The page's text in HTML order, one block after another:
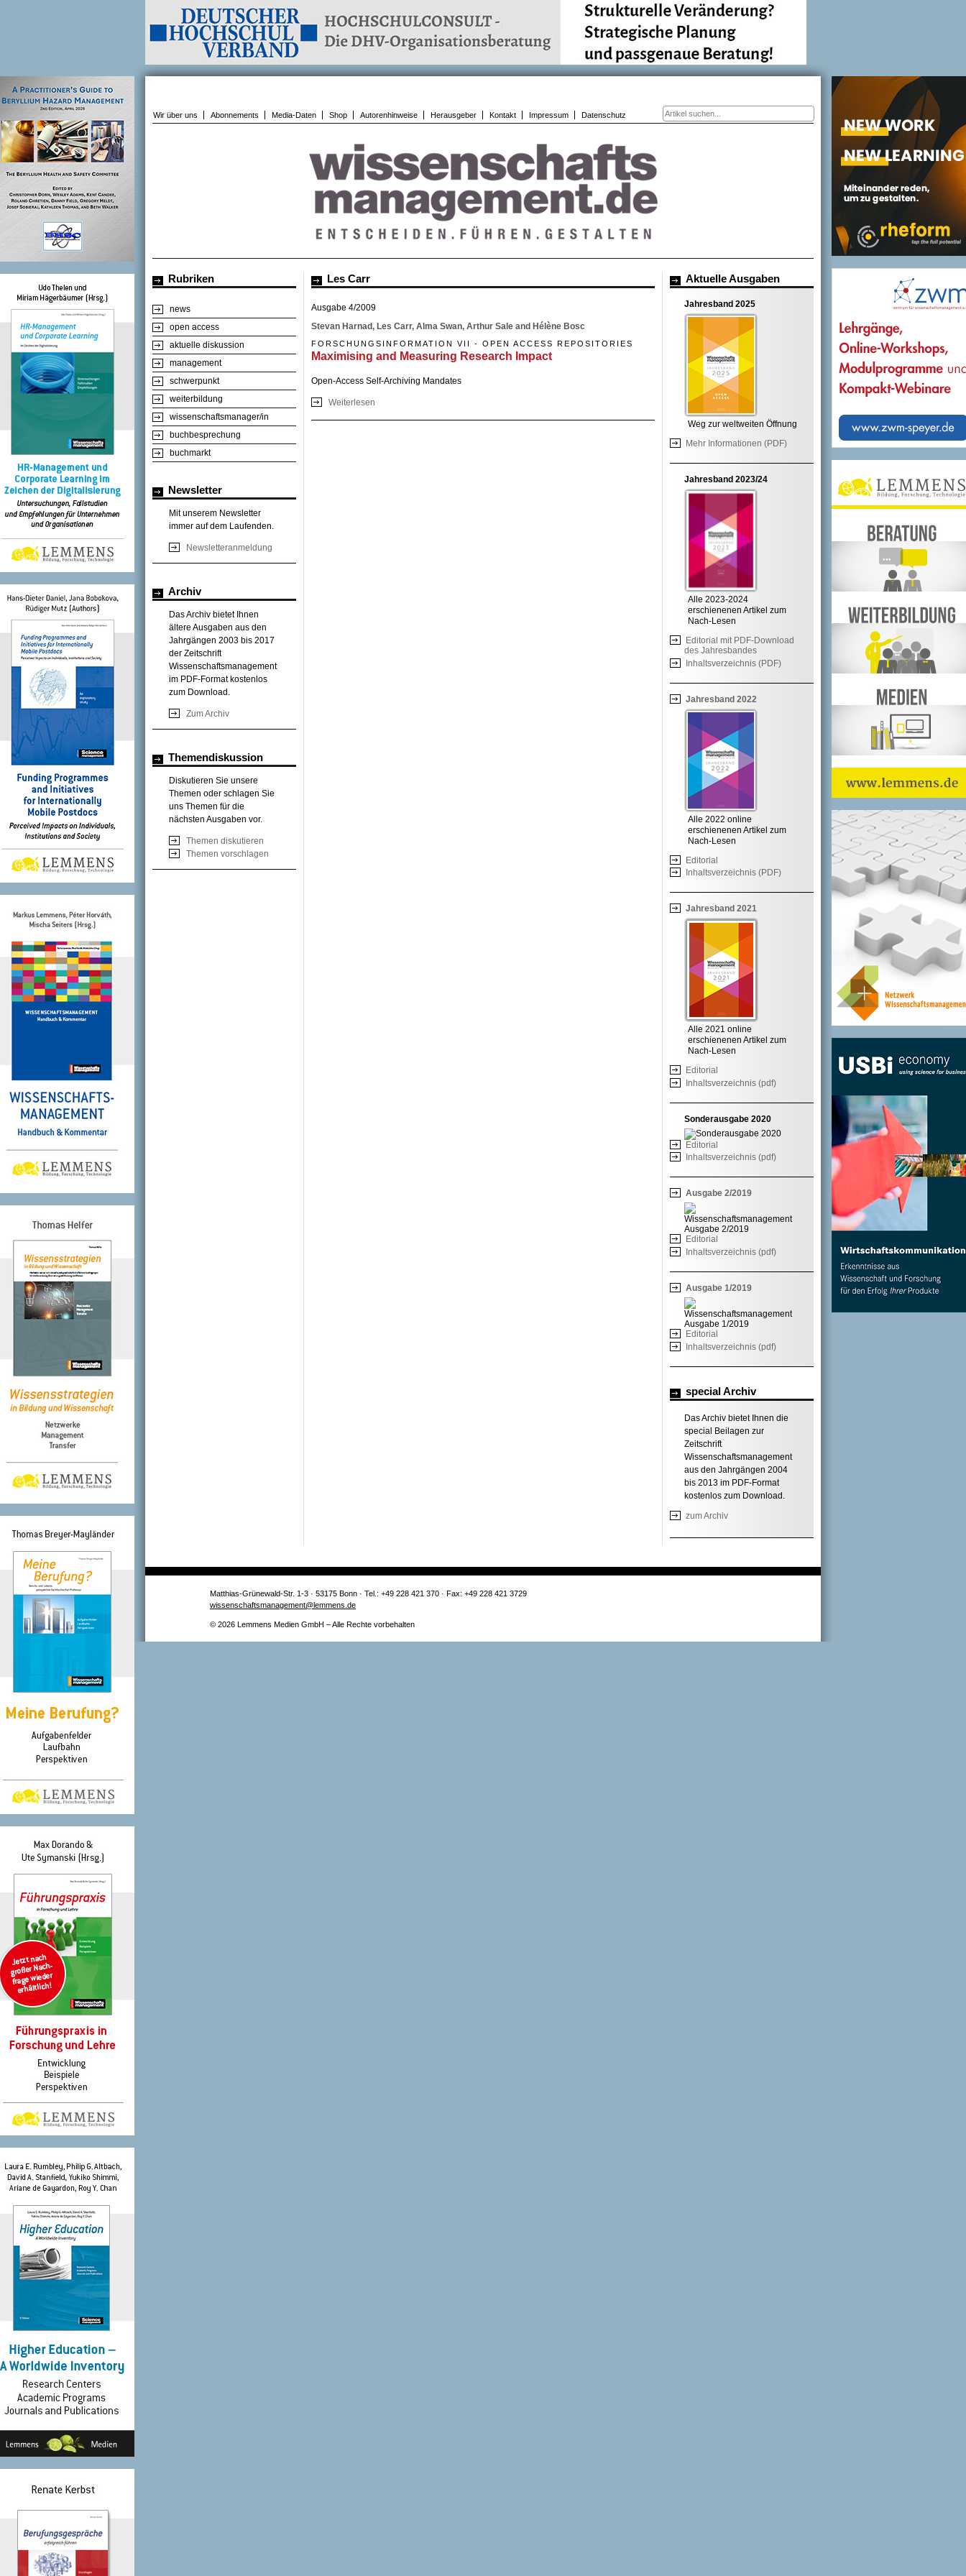
Wir über uns Abonnements Media-Daten Shop Autorenhinweise Herausgeber Kontakt Impressum Datenschutz Suchformular
Rubriken
news
open access
aktuelle diskussion
management
schwerpunkt
weiterbildung
wissenschaftsmanager/in
buchbesprechung
buchmarkt
Newsletter
Mit unserem Newsletter
immer auf dem Laufenden.
Newsletteranmeldung
Archiv
Das Archiv bietet Ihnen
ältere Ausgaben aus den
Jahrgängen 2003 bis 2017
der Zeitschrift
Wissenschaftsmanagement
im PDF-Format kostenlos
zum Download.
Zum Archiv
Themendiskussion
Diskutieren Sie unsere
Themen oder schlagen Sie
uns Themen für die
nächsten Ausgaben vor.
Themen diskutieren
Themen vorschlagen
Aktuelle Ausgaben
Jahresband 2025
Weg zur weltweiten Öffnung
Mehr Informationen (PDF)
Jahresband 2023/24
Alle 2023-2024
erschienenen Artikel zum
Nach-Lesen
Editorial mit PDF-Download
des Jahresbandes
Inhaltsverzeichnis (PDF)
Jahresband 2022
Alle 2022 online
erschienenen Artikel zum
Nach-Lesen
Editorial
Inhaltsverzeichnis (PDF)
Jahresband 2021
Alle 2021 online
erschienenen Artikel zum
Nach-Lesen
Editorial
Inhaltsverzeichnis (pdf)
Sonderausgabe 2020
Editorial
Inhaltsverzeichnis (pdf)
Ausgabe 2/2019
Editorial
Inhaltsverzeichnis (pdf)
Ausgabe 1/2019
Editorial
Inhaltsverzeichnis (pdf)
special Archiv
Das Archiv bietet Ihnen die
special Beilagen zur
Zeitschrift
Wissenschaftsmanagement
aus den Jahrgängen 2004
bis 2013 im PDF-Format
kostenlos zum Download.
zum Archiv
Les Carr
Ausgabe 4/2009
Stevan Harnad, Les Carr, Alma Swan, Arthur Sale and Hélène Bosc
FORSCHUNGSINFORMATION VII - OPEN ACCESS REPOSITORIES
Maximising and Measuring Research Impact
Open-Access Self-Archiving Mandates
Weiterlesen
Matthias-Grünewald-Str. 1-3 · 53175 Bonn · Tel.: +49 228 421 370 · Fax: +49 228 421 3729
wissenschaftsmanagement@lemmens.de
© 2026 Lemmens Medien GmbH – Alle Rechte vorbehalten